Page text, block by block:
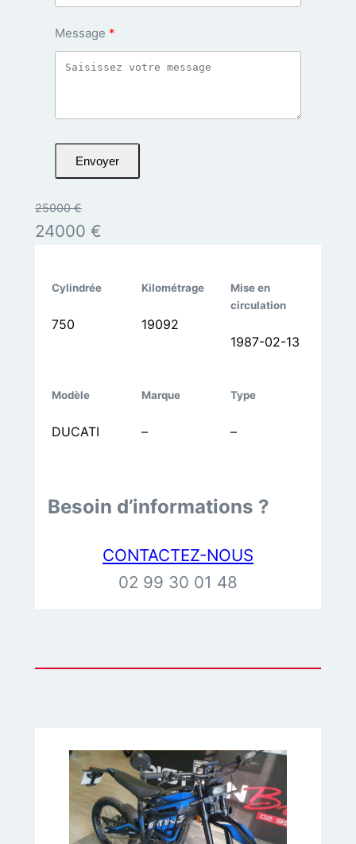
Message
Envoyer
25000 €
24000 €
Cylindrée
750
Kilométrage
19092
Mise en
circulation
1987-02-13
Modèle
DUCATI
Marque
–
Type
–
Besoin d’informations ?
CONTACTEZ-NOUS
02 99 30 01 48